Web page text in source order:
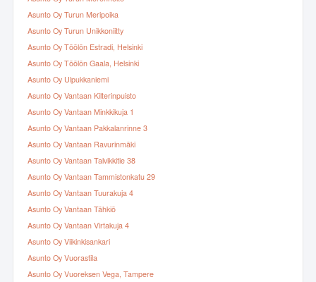
Asunto Oy Turun Meripoika
Asunto Oy Turun Unikkoniitty
Asunto Oy Töölön Estradi, Helsinki
Asunto Oy Töölön Gaala, Helsinki
Asunto Oy Ulpukkaniemi
Asunto Oy Vantaan Kilterinpuisto
Asunto Oy Vantaan Minkkikuja 1
Asunto Oy Vantaan Pakkalanrinne 3
Asunto Oy Vantaan Ravurinmäki
Asunto Oy Vantaan Talvikkitie 38
Asunto Oy Vantaan Tammistonkatu 29
Asunto Oy Vantaan Tuurakuja 4
Asunto Oy Vantaan Tähkiö
Asunto Oy Vantaan Virtakuja 4
Asunto Oy Viikinkisankari
Asunto Oy Vuorastila
Asunto Oy Vuoreksen Vega, Tampere